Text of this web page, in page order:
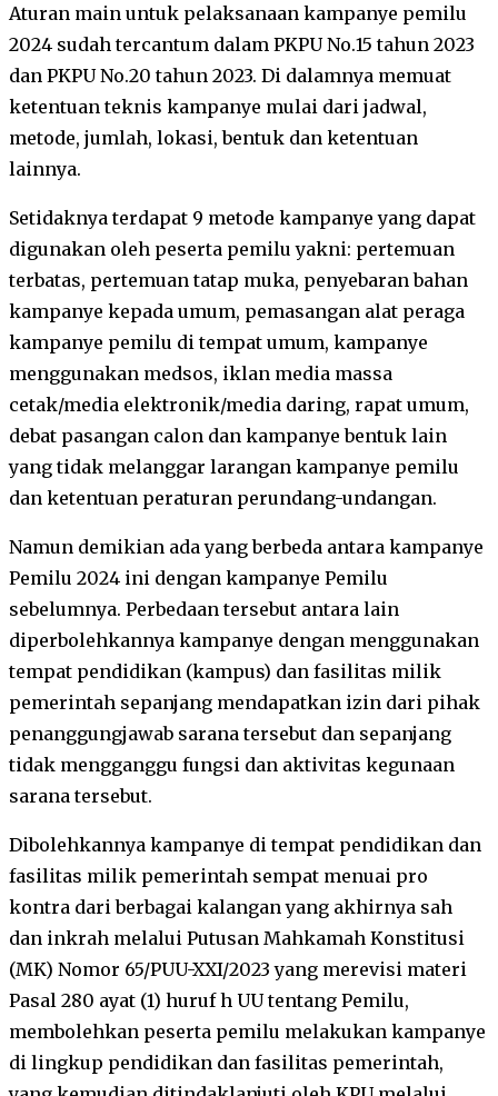
Aturan main untuk pelaksanaan kampanye pemilu
2024 sudah tercantum dalam PKPU No.15 tahun 2023
dan PKPU No.20 tahun 2023. Di dalamnya memuat
ketentuan teknis kampanye mulai dari jadwal,
metode, jumlah, lokasi, bentuk dan ketentuan
lainnya.
Setidaknya terdapat 9 metode kampanye yang dapat
digunakan oleh peserta pemilu yakni: pertemuan
terbatas, pertemuan tatap muka, penyebaran bahan
kampanye kepada umum, pemasangan alat peraga
kampanye pemilu di tempat umum, kampanye
menggunakan medsos, iklan media massa
cetak/media elektronik/media daring, rapat umum,
debat pasangan calon dan kampanye bentuk lain
yang tidak melanggar larangan kampanye pemilu
dan ketentuan peraturan perundang-undangan.
Namun demikian ada yang berbeda antara kampanye
Pemilu 2024 ini dengan kampanye Pemilu
sebelumnya. Perbedaan tersebut antara lain
diperbolehkannya kampanye dengan menggunakan
tempat pendidikan (kampus) dan fasilitas milik
pemerintah sepanjang mendapatkan izin dari pihak
penanggungjawab sarana tersebut dan sepanjang
tidak mengganggu fungsi dan aktivitas kegunaan
sarana tersebut.
Dibolehkannya kampanye di tempat pendidikan dan
fasilitas milik pemerintah sempat menuai pro
kontra dari berbagai kalangan yang akhirnya sah
dan inkrah melalui Putusan Mahkamah Konstitusi
(MK) Nomor 65/PUU-XXI/2023 yang merevisi materi
Pasal 280 ayat (1) huruf h UU tentang Pemilu,
membolehkan peserta pemilu melakukan kampanye
di lingkup pendidikan dan fasilitas pemerintah,